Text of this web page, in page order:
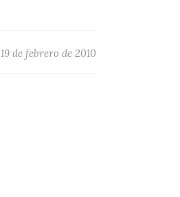
19 de febrero de 2010